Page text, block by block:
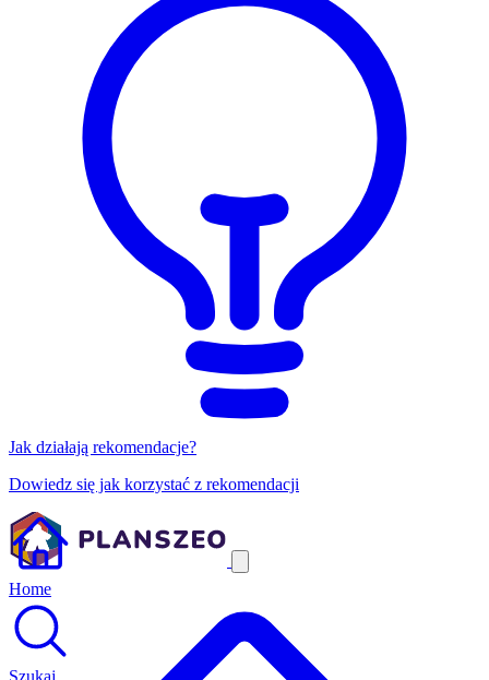
Jak działają rekomendacje?
Dowiedz się jak korzystać z rekomendacji
Home
Szukaj